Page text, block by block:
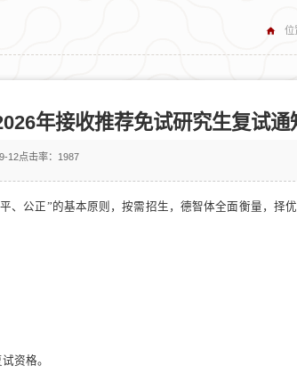
位
年接收推荐免试研究生复试通
12点击率： 1987
、公正”的基本原则，按需招生，德智体全面衡量，择
资格。